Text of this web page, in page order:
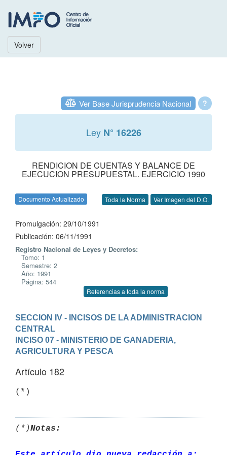
Volver
?
Ver Base Jurisprudencia Nacional
Ley N° 16226
RENDICION DE CUENTAS Y BALANCE DE
EJECUCION PRESUPUESTAL. EJERCICIO 1990
Documento Actualizado Toda la Norma Ver Imagen del D.O.
Promulgación: 29/10/1991
Publicación: 06/11/1991
Registro Nacional de Leyes y Decretos:
Tomo: 1
Semestre: 2
Año: 1991
Página: 544
Referencias a toda la norma
SECCION IV - INCISOS DE LA ADMINISTRACION
CENTRAL
INCISO 07 - MINISTERIO DE GANADERIA,
AGRICULTURA Y PESCA
Artículo 182
(*)Notas: